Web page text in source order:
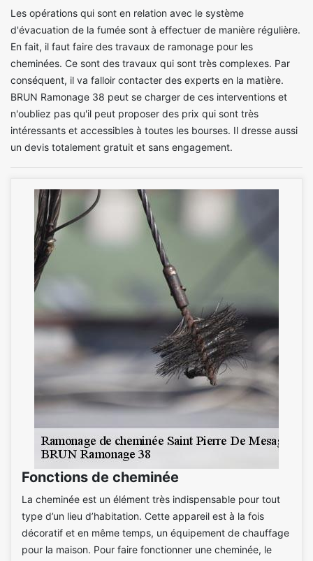
Les opérations qui sont en relation avec le système
d'évacuation de la fumée sont à effectuer de manière régulière.
En fait, il faut faire des travaux de ramonage pour les
cheminées. Ce sont des travaux qui sont très complexes. Par
conséquent, il va falloir contacter des experts en la matière.
BRUN Ramonage 38 peut se charger de ces interventions et
n'oubliez pas qu'il peut proposer des prix qui sont très
intéressants et accessibles à toutes les bourses. Il dresse aussi
un devis totalement gratuit et sans engagement.
Fonctions de cheminée
La cheminée est un élément très indispensable pour tout
type d’un lieu d’habitation. Cette appareil est à la fois
décoratif et en même temps, un équipement de chauffage
pour la maison. Pour faire fonctionner une cheminée, le